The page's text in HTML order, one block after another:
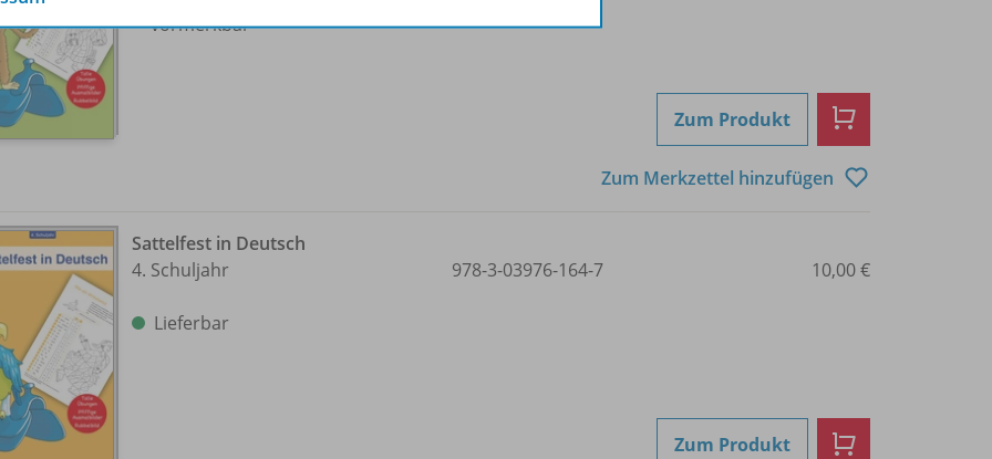
vormerkbar
Zum Produkt
Zum Merkzettel hinzufügen
Sattelfest in Deutsch
4. Schuljahr
Lieferbar
978-3-03976-164-7 10,00 €
Zum Produkt